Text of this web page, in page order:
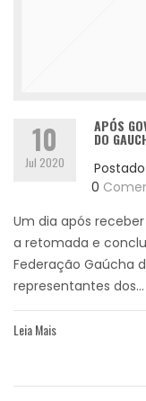
10
Jul 2020
APÓS
DO
0
Um dia após
a retomada e
Federação Gaúcha
representantes dos...
Leia Mais